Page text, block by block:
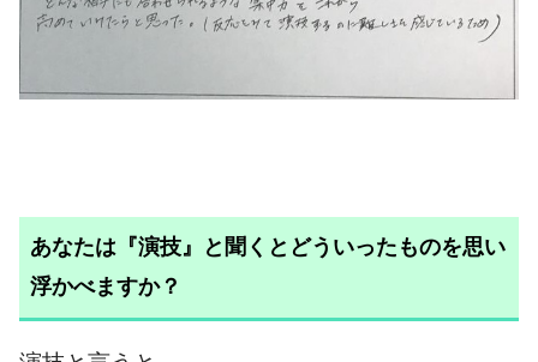
あなたは『演技』と聞くとどういったものを思い
浮かべますか？